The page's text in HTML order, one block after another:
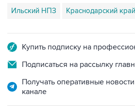
Ильский НПЗ Краснодарский край
Купить подписку на
Подписаться на рассылку
Получать оперативные
канале